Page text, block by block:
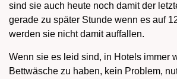
sind sie auch heute noch damit der
gerade zu später Stunde wenn es auf
werden sie nicht damit auffallen.
Wenn sie es leid sind, in Hotels immer
Bettwäsche zu haben, kein Problem,